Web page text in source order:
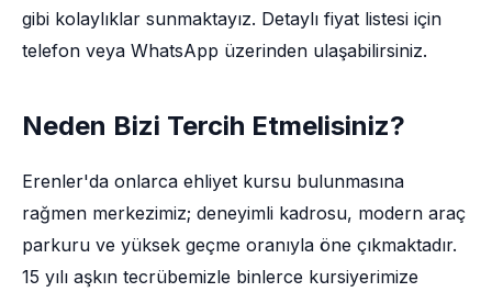
gibi kolaylıklar sunmaktayız. Detaylı fiyat listesi için
telefon veya WhatsApp üzerinden ulaşabilirsiniz.
Neden Bizi Tercih Etmelisiniz?
Erenler'da onlarca ehliyet kursu bulunmasına
rağmen merkezimiz; deneyimli kadrosu, modern araç
parkuru ve yüksek geçme oranıyla öne çıkmaktadır.
15 yılı aşkın tecrübemizle binlerce kursiyerimize